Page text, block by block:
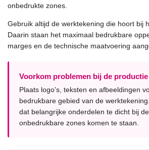
onbedrukte zones.
Gebruik altijd de werktekening die hoort bij
Daarin staan het maximaal bedrukbare
marges en de technische maatvoering
Voorkom problemen bij de productie
Plaats logo's, teksten en afbeeldingen
bedrukbare gebied van de
dat belangrijke onderdelen te dicht bij
onbedrukbare zones komen te staan.